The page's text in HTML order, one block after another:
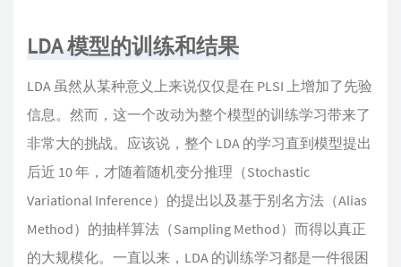
LDA 模型的训练和结果
LDA 虽然从某种意义上来说仅仅是在 PLSI 上增加了先验
信息。然而，这一个改动为整个模型的训练学习带来了
非常大的挑战。应该说，整个 LDA 的学习直到模型提出
后近 10 年，才随着随机变分推理（Stochastic
Variational Inference）的提出以及基于别名方法（Alias
Method）的抽样算法（Sampling Method）而得以真正
的大规模化。一直以来，LDA 的训练学习都是一件很困